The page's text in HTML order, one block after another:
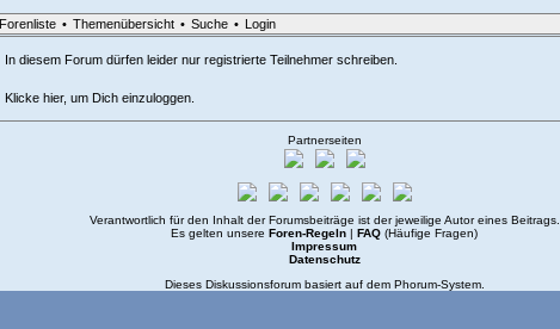
Forenliste • Themenübersicht • Suche • Login
In diesem Forum dürfen leider nur registrierte Teilnehmer schreiben.
Klicke hier, um Dich einzuloggen.
Partnerseiten
Verantwortlich für den Inhalt der Forumsbeiträge ist der jeweilige Autor eines Beitrags.
Es gelten unsere Foren-Regeln FAQ (Häufige Fragen)
Impressum
Datenschutz
Dieses Diskussionsforum basiert auf dem Phorum-System.